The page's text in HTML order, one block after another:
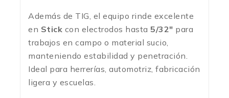
Además de TIG, el equipo rinde excelente
en Stick con electrodos hasta 5/32″ para
trabajos en campo o material sucio,
manteniendo estabilidad y penetración.
Ideal para herrerías, automotriz, fabricación
ligera y escuelas.